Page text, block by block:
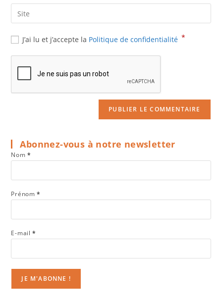
comment
email
address
comment
Saisir
l’URL
de
votre
site
(facultatif)
J’ai lu et j’accepte la Politique de confidentialité *
Abonnez-vous à notre newsletter
Nom*
Prénom*
E-mail*